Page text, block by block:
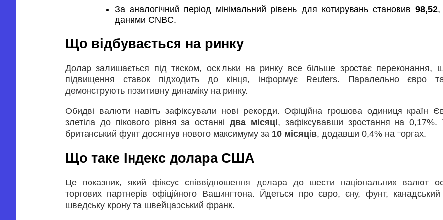
За аналогічний період мінімальний рівень для котирувань становив 98,52,
даними CNBC.
Що відбувається на ринку
Долар залишається під тиском, оскільки на ринку все більше зростає переконання,
підвищення ставок підходить до кінця, інформує Reuters. Паралельно євро
демонструють позитивну динаміку на ринку.
Обидві валюти навіть зафіксували нові рекорди. Офіційна грошова одиниця країн
злетіла до пікового рівня за останнідва місяці, зафіксувавши зростання на 0,17%.
британський фунт досягнув нового максимуму за 10 місяців, додавши 0,4% на торгах.
Що таке Індекс долара США
Це показник, який фіксує співвідношення долара до шести національних валют
торгових партнерів офіційного Вашингтона. Йдеться про євро, єну, фунт,
шведську крону та швейцарський франк.